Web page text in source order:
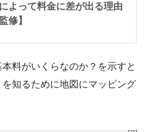
よって料金に差が出る理由
修】
料がいくらなのか？を示すと
知るために地図にマッピング